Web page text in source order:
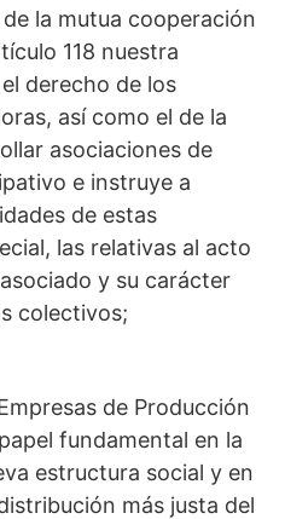
la mutua cooperación
118 nuestra
derecho de los
así como el de la
asociaciones de
e instruye a
de estas
las relativas al acto
y su carácter
colectivos;
de Producción
fundamental en la
estructura social y en
más justa del